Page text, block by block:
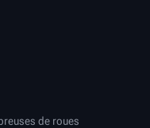
de roues